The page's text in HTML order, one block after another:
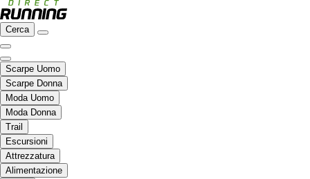
Cerca
Scarpe Uomo
Scarpe Donna
Moda Uomo
Moda Donna
Trail
Escursioni
Attrezzatura
Alimentazione